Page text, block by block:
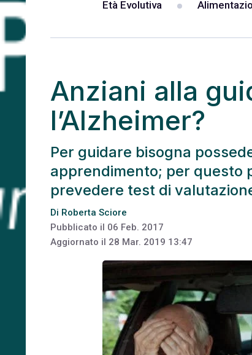
Età Evolutiva
Anziani alla
l’Alzheimer?
Per guidare bisogna
apprendimento; per questo
prevedere test di
Di Roberta Sciore
Pubblicato il 06 Feb. 2017
Aggiornato il 28 Mar. 2019 13:47